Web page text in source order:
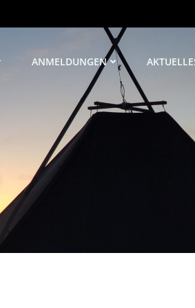
ANMELDUNGEN